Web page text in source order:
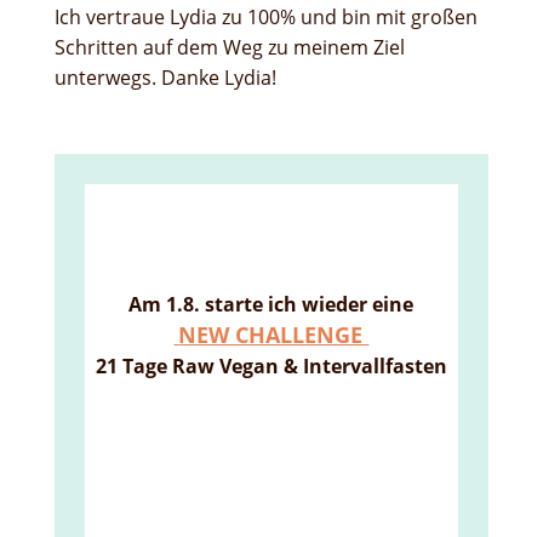
Ich vertraue Lydia zu 100% und bin mit großen
Schritten auf dem Weg zu meinem Ziel
unterwegs. Danke Lydia!
Am 1.8. starte ich wieder eine
NEW CHALLENGE
21 TageRaw Vegan & Intervallfasten